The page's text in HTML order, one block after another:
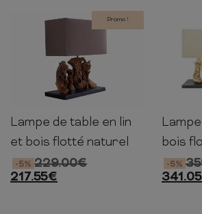
Promo !
50cm 40cm 20cm
Lampe de table en lin
et bois flotté naturel
229.00€
-5%
217.55€
54cm
bois
-5%
341.05